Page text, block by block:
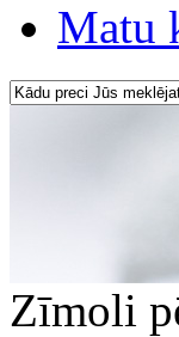
Matu
Zīmoli